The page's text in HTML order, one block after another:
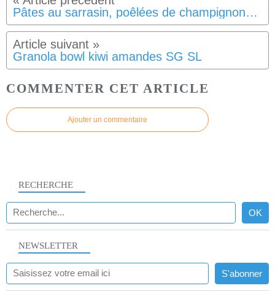
Pâtes au sarrasin, poêlées de champignons lardons et sauce butternut SG SL Végan
Granola bowl kiwi amandes SG SL
COMMENTER CET ARTICLE
Ajouter un commentaire
NEWSLETTER
RECHERCHE